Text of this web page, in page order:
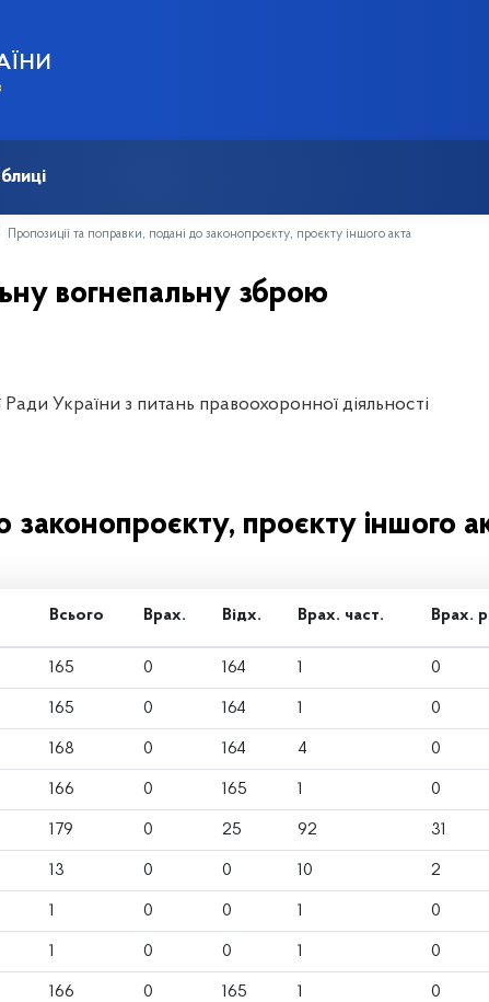
Пропозиції та поправки, подані до законопроєкту, проєкту іншого акта
вогнепальну зброю
Ради України з питань правоохоронної діяльності
законопроєкту, проєкту іншого
Всього Врах. Відх. Врах. част. Врах.
165 0 164 1 0
165 0 164 1 0
168 0 164 4 0
166 0 165 1 0
179 0 25 92 31
13 0 0 10 2
1 0 0 1 0
1 0 0 1 0
166 0 165 1 0